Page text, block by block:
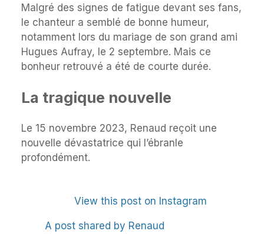
Malgré des signes de fatigue devant ses fans,
le chanteur a semblé de bonne humeur,
notamment lors du mariage de son grand ami
Hugues Aufray, le 2 septembre. Mais ce
bonheur retrouvé a été de courte durée.
La tragique nouvelle
Le 15 novembre 2023, Renaud reçoit une
nouvelle dévastatrice qui l’ébranle
profondément.
View this post on Instagram
A post shared by Renaud